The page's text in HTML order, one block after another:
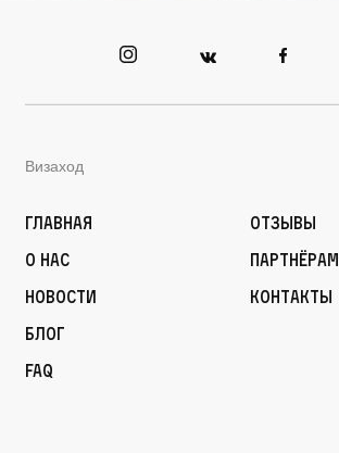
Визаход
Главная
О нас
Новости
Блог
FAQ
Отзывы
Партнёрам
Контакты